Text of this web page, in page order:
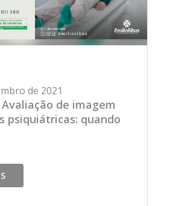
de 2021
Avaliação de imagem
psiquiátricas: quando